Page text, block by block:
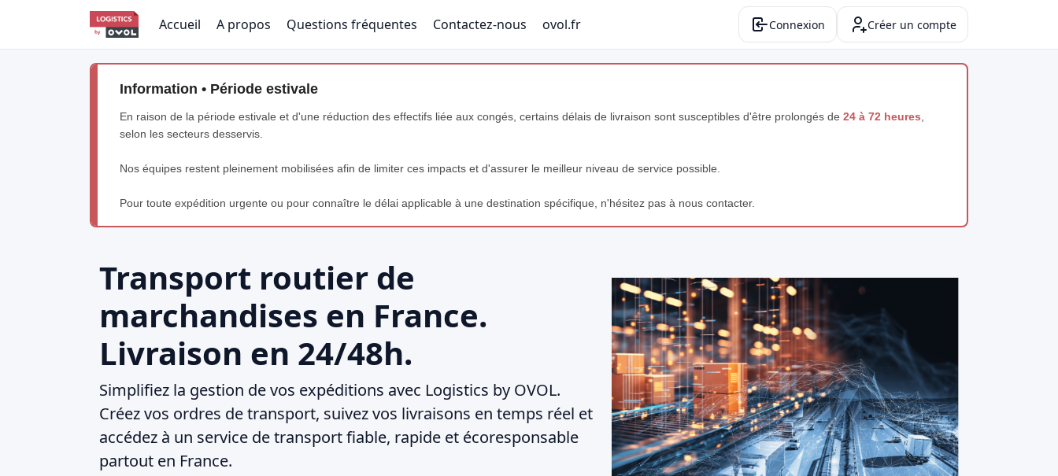
Accueil A propos Questions fréquentes Contactez-nous ovol.fr Connexion Créer un compte
Information • Période estivale
En raison de la période estivale et d'une réduction des effectifs liée aux congés, certains délais de livraison sont susceptibles d'être prolongés de 24 à 72 heures
selon les secteurs desservis.
Nos équipes restent pleinement mobilisées afin de limiter ces impacts et d'assurer le meilleur niveau de service possible.
Pour toute expédition urgente ou pour connaître le délai applicable à une destination spécifique, n'hésitez pas à nous contacter.
Transport routier de
marchandises en France.
Livraison en 24/48h.
Simplifiez la gestion de vos expéditions avec Logistics by OVOL.
Créez vos ordres de transport, suivez vos livraisons en temps réel et
accédez à un service de transport fiable, rapide et écoresponsable
partout en France.